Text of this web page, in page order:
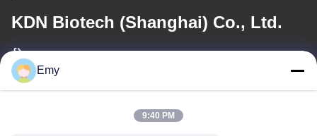
KDN Biotech (Shanghai) Co., Ltd.
ईमेल
Emy
9:40 PM